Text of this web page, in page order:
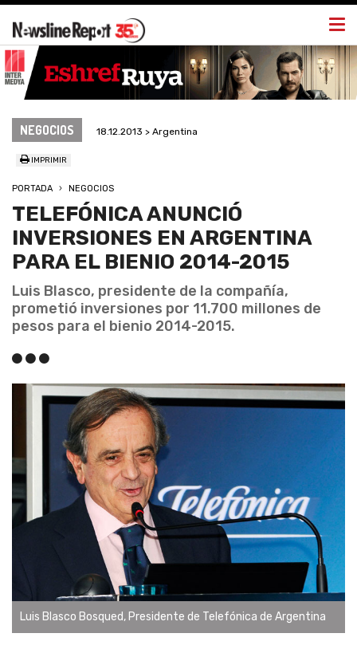
NEGOCIOS 18.12.2013 > Argentina
IMPRIMIR
PORTADA NEGOCIOS
TELEFÓNICA ANUNCIÓ
INVERSIONES EN ARGENTINA
PARA EL BIENIO 2014-2015
Luis Blasco, presidente de la compañía,
prometió inversiones por 11.700 millones de
pesos para el bienio 2014-2015.
Luis Blasco Bosqued, Presidente de Telefónica de Argentina